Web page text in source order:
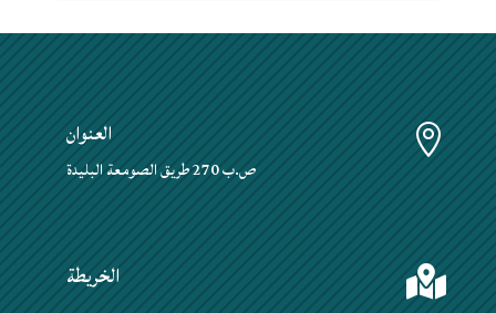
 العنوان
ص.ب 270 طريق الصومعة البليدة
 الخريطة